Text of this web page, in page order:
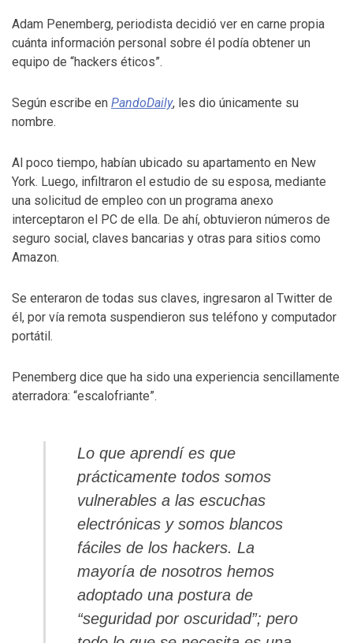
Adam Penemberg, periodista decidió ver en carne propia
cuánta información personal sobre él podía obtener un
equipo de “hackers éticos”.
Según escribe en PandoDaily, les dio únicamente su
nombre.
Al poco tiempo, habían ubicado su apartamento en New
York. Luego, infiltraron el estudio de su esposa, mediante
una solicitud de empleo con un programa anexo
interceptaron el PC de ella. De ahí, obtuvieron números de
seguro social, claves bancarias y otras para sitios como
Amazon.
Se enteraron de todas sus claves, ingresaron al Twitter de
él, por vía remota suspendieron sus teléfono y computador
portátil.
Penemberg dice que ha sido una experiencia sencillamente
aterradora: “escalofriante”.
Lo que aprendí es que
prácticamente todos somos
vulnerables a las escuchas
electrónicas y somos blancos
fáciles de los hackers. La
mayoría de nosotros hemos
adoptado una postura de
“seguridad por oscuridad”; pero